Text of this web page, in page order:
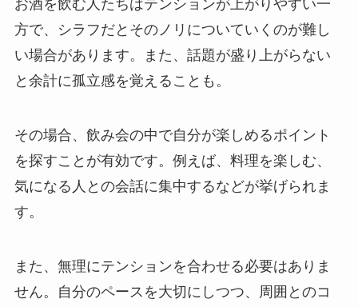
お酒を飲む人たちはテンションが上がりやすい一
方で、シラフだとそのノリについていくのが難し
い場合があります。また、話題が盛り上がらない
と余計に孤立感を覚えることも。
その場合、飲み会の中で自分が楽しめるポイント
を探すことが有効です。例えば、料理を楽しむ、
気になる人との会話に集中するなどが挙げられま
す。
また、無理にテンションを合わせる必要はありま
せん。自分のペースを大切にしつつ、周囲とのコ